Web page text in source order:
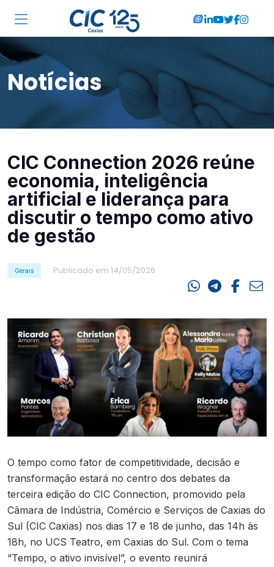
Institucional
Associadas
Soluções
Cursos
RA CIC Caxias
Eventos
Notícias
CIC Connection 2026 reúne
economia, inteligência
artificial e liderança para
discutir o tempo como ativo
de gestão
Gerais Publicado em 14/05/2026
O tempo como fator de competitividade, decisão e
transformação estará no centro dos debates da
terceira edição do CIC Connection, promovido pela
Câmara de Indústria, Comércio e Serviços de Caxias do
Sul (CIC Caxias) nos dias 17 e 18 de junho, das 14h às
18h, no UCS Teatro, em Caxias do Sul. Com o tema
“Tempo, o ativo invisível”, o evento reunirá